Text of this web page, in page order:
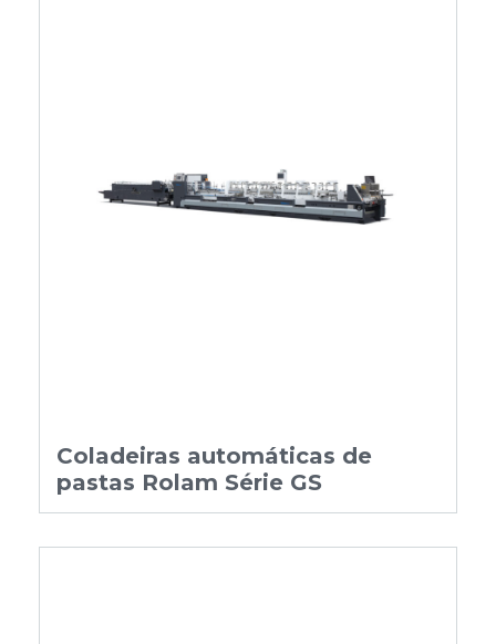
Coladeiras automáticas de
pastas Rolam Série GS